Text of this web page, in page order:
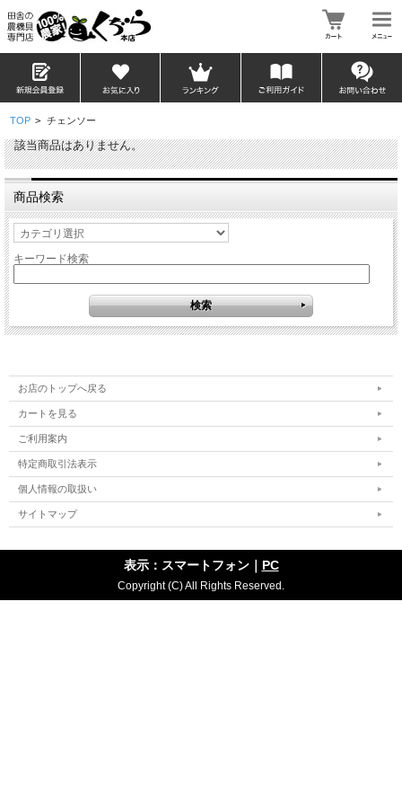
TOP > チェンソー
該当商品はありません。
商品検索
キーワード検索
お店のトップへ戻る
カートを見る
ご利用案内
特定商取引法表示
個人情報の取扱い
サイトマップ
表示：スマートフォン｜ PC
Copyright (C) All Rights Reserved.